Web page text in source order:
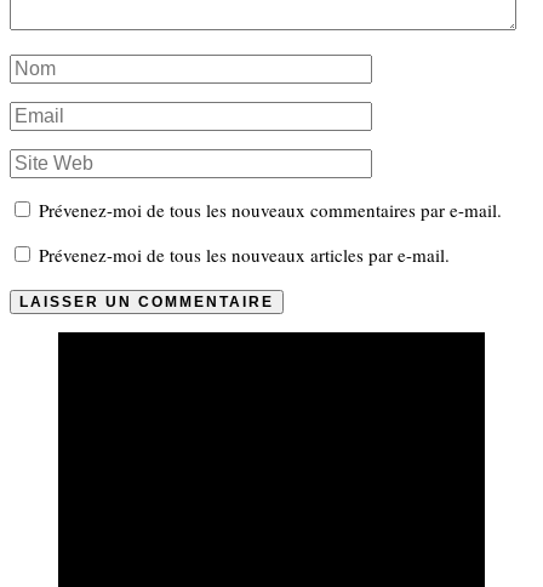
Prévenez-moi de tous les nouveaux commentaires par e-mail.
Prévenez-moi de tous les nouveaux articles par e-mail.